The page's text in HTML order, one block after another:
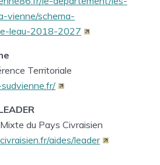
vienne/schema-
leau-2018-2027
Territoriale
du Pays Civraisien
aides/leader